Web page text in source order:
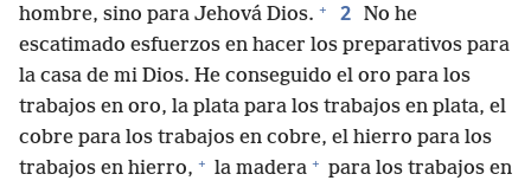
hombre, sino para Jehová Dios. + 2 No he
escatimado esfuerzos en hacer los preparativos para
la casa de mi Dios. He conseguido el oro para los
trabajos en oro, la plata para los trabajos en plata, el
cobre para los trabajos en cobre, el hierro para los
trabajos en hierro, + la madera + para los trabajos en